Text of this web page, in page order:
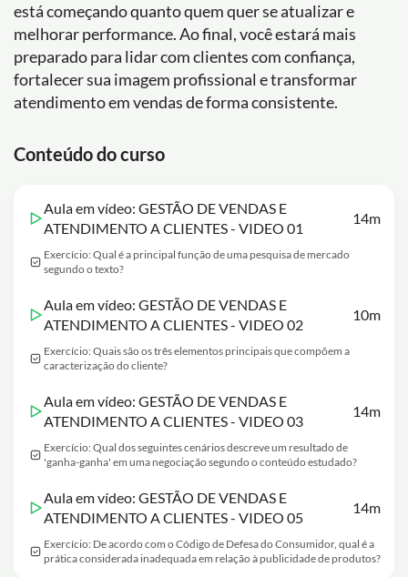
está começando quanto quem quer se atualizar e
melhorar performance. Ao final, você estará mais
preparado para lidar com clientes com confiança,
fortalecer sua imagem profissional e transformar
atendimento em vendas de forma consistente.
Conteúdo do curso
Aula em vídeo: GESTÃO DE VENDAS E
ATENDIMENTO A CLIENTES - VIDEO 01
14m
Exercício: Qual é a principal função de uma pesquisa de mercado
segundo o texto?
Aula em vídeo: GESTÃO DE VENDAS E
ATENDIMENTO A CLIENTES - VIDEO 02
10m
Exercício: Quais são os três elementos principais que compõem a
caracterização do cliente?
Aula em vídeo: GESTÃO DE VENDAS E
ATENDIMENTO A CLIENTES - VIDEO 03
14m
Exercício: Qual dos seguintes cenários descreve um resultado de
'ganha-ganha' em uma negociação segundo o conteúdo estudado?
Aula em vídeo: GESTÃO DE VENDAS E
ATENDIMENTO A CLIENTES - VIDEO 05
14m
Exercício: De acordo com o Código de Defesa do Consumidor, qual é a
prática considerada inadequada em relação à publicidade de produtos?